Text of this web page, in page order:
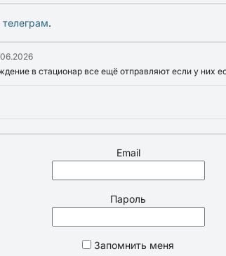
телеграм.
в стационар все ещё отправляют если у них
Email
Пароль
Запомнить меня